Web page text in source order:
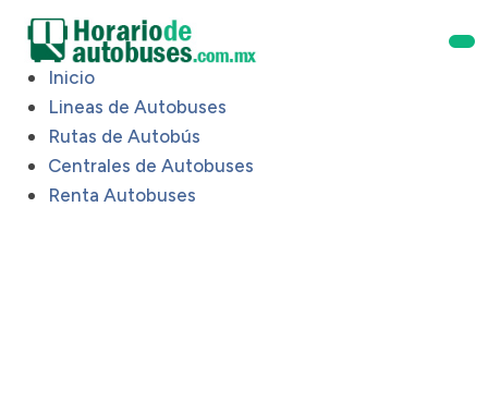
Inicio
Lineas de Autobuses
Rutas de Autobús
Centrales de Autobuses
Renta Autobuses